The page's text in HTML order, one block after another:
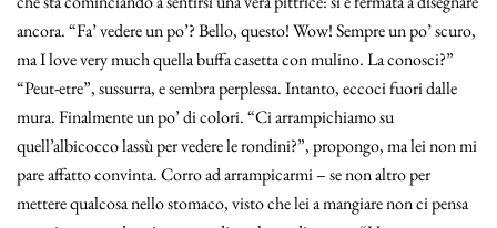
ancora. “Fa’ vedere un po’? Bello, questo! Wow! Sempre un po’ scuro,
ma I love very much quella buffa casetta con mulino. La conosci?”
“Peut-etre”, sussurra, e sembra perplessa. Intanto, eccoci fuori dalle
mura. Finalmente un po’ di colori. “Ci arrampichiamo su
quell’albicocco lassù per vedere le rondini?”, propongo, ma lei non mi
pare affatto convinta. Corro ad arrampicarmi – se non altro per
mettere qualcosa nello stomaco, visto che lei a mangiare non ci pensa